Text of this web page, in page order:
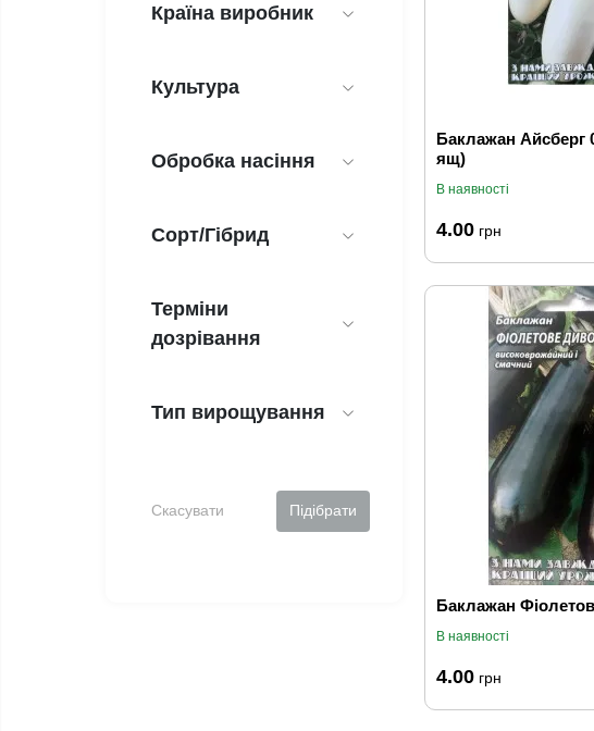
Країна виробник
Культура
Обробка насіння
Сорт/Гібрид
Терміни
дозрівання
Тип вирощування
Скасувати Підібрати
Баклажан Айсберг
ящ)
В наявності
4.00грн
Баклажан
В наявності
4.00грн